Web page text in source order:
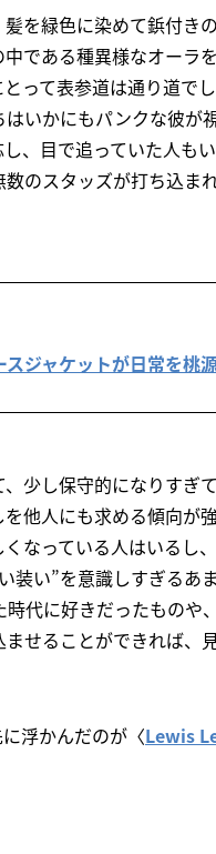
を緑色に染めて鋲付き
である種異様なオーラ
って表参道は通り道で
いかにもパンクな彼が
、目で追っていた人も
のスタッズが打ち込ま
ジャケットが日常を桃
少し保守的になりすぎ
他人にも求める傾向が
なっている人はいるし
装い”を意識しすぎるあ
代に好きだったものや
せることができれば、
浮かんだのが〈Lewis